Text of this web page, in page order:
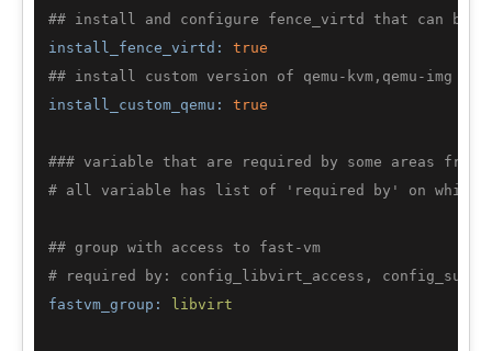
## install and configure fence_virtd that can be
install_fence_virtd:
true
## install custom version of qemu-kvm,qemu-img
install_custom_qemu:
true
### variable that are required by some areas from
# all variable has list of 'required by' on which
## group with access to fast-vm
# required by: config_libvirt_access,
fastvm_group:
libvirt